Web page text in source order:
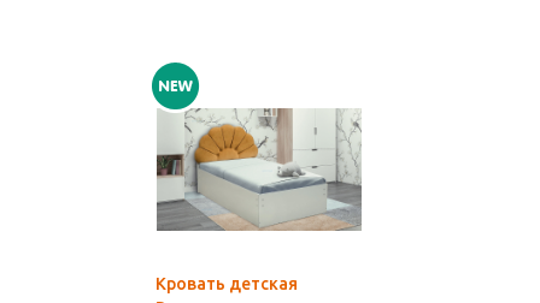
Кровать детская